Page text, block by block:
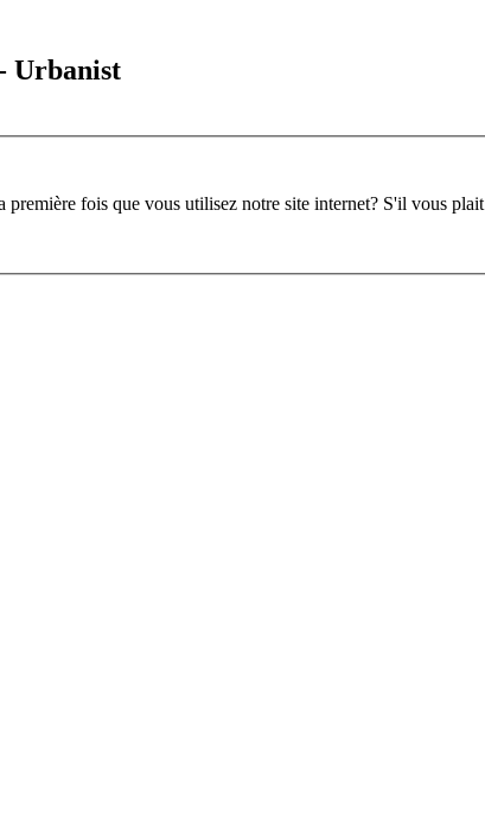
Urbanist
première fois que vous utilisez notre site internet? S'il vous plait